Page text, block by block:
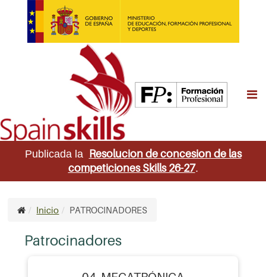
Publicada la Resolucion de concesion de las
competiciones Skills 26-27.
Inicio PATROCINADORES
Patrocinadores